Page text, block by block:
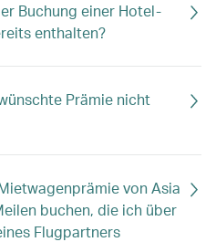
Buchung einer Hotel-
enthalten?
Prämie nicht
von Asia
buchen, die ich über
Flugpartners